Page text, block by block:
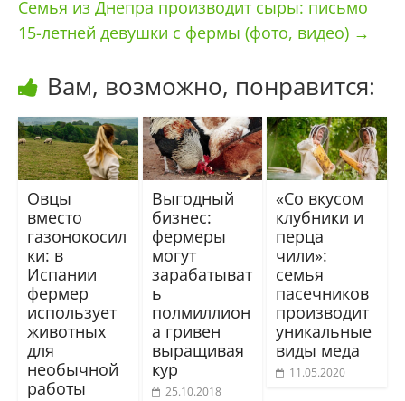
Семья из Днепра производит сыры: письмо
15-летней девушки с фермы (фото, видео) →
Вам, возможно, понравится:
Овцы
вместо
газонокосил
ки: в
Испании
фермер
использует
животных
для
необычной
работы
Выгодный
бизнес:
фермеры
могут
зарабатыват
ь
полмиллион
а гривен
выращивая
кур
25.10.2018
«Со вкусом
клубники и
перца
чили»:
семья
пасечников
производит
уникальные
виды меда
11.05.2020